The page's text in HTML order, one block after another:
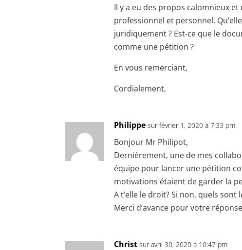
Il y a eu des propos calomnieux
professionnel et personnel.
juridiquement ? Est-ce que le
comme une pétition ?
En vous remerciant,
Cordialement,
Philippe sur février 1, 2020 à 7:33 pm
Bonjour Mr Philipot,
Dernièrement, une de mes
équipe pour lancer une pétition
motivations étaient de garder la
A t’elle le droit? Si non, quels
Merci d’avance pour votre
Christ sur avril 30, 2020 à 10:47 pm